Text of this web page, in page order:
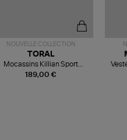
NOUVELLE COLLECTION
189,00 €
TORAL
Mocassins Killian Sport
Mousse